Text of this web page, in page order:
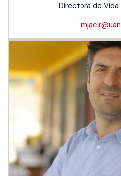
Directora de Vida